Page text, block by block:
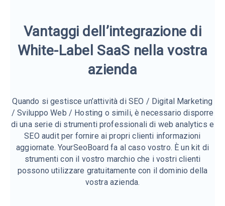
Vantaggi dell’integrazione di
White-Label SaaS nella vostra
azienda
Quando si gestisce un’attività di SEO / Digital Marketing
/ Sviluppo Web / Hosting o simili, è necessario disporre
di una serie di strumenti professionali di web analytics e
SEO audit per fornire ai propri clienti informazioni
aggiornate. YourSeoBoard fa al caso vostro. È un kit di
strumenti con il vostro marchio che i vostri clienti
possono utilizzare gratuitamente con il dominio della
vostra azienda.